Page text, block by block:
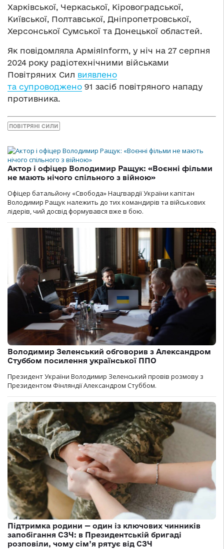
Харківської, Черкаської, Кіровоградської,
Київської, Полтавської, Дніпропетровської,
Херсонської Сумської та Донецької областей.
Як повідомляла АрміяInform, у ніч на 27 серпня
2024 року радіотехнічними військами
Повітряних Сил виявлено
та супроводжено 91 засіб повітряного нападу
противника.
ПОВІТРЯНІ СИЛИ
Актор і офіцер Володимир Ращук: «Воєнні фільми
не мають нічого спільного з війною»
Офіцер батальйону «Свобода» Нацгвардії України капітан
Володимир Ращук належить до тих командирів та військових
лідерів, чий досвід формувався вже в бою.
Володимир Зеленський обговорив з Александром
Стуббом посилення української ППО
Президент України Володимир Зеленський провів розмову з
Президентом Фінляндії Александром Стуббом.
Підтримка родини — один із ключових чинників
запобігання СЗЧ: в Президентській бригаді
розповіли, чому сім’я рятує від СЗЧ